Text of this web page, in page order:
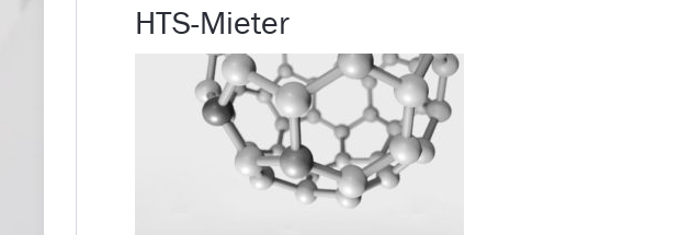
HTS-Mieter